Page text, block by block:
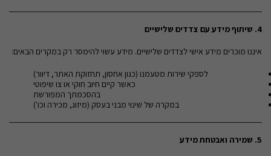
4. שיתוף מידע עם צדדים שלישיים
איננו מוכרים מידע אישי לצדדים שלישיים. מידע עשוי להימסר רק במקרים הבאים:
לספקי שירות מטעמנו (כגון אחסון, תחזוקת האתר, דיוור)
כאשר קיים חיוב חוקי או צו שיפוטי
בהסכמתך המפורשת
במקרה של שינוי מבני בעסק (מיזוג, מכירה וכו')
5. שמירה ואבטחת מידע